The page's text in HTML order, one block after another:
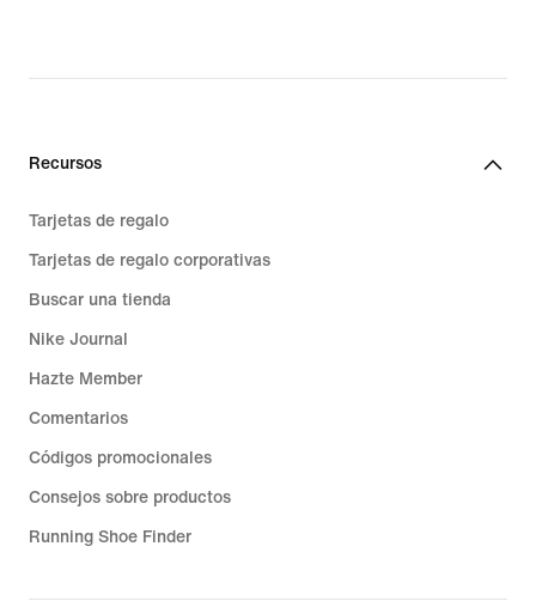
Recursos
Tarjetas de regalo
Tarjetas de regalo corporativas
Buscar una tienda
Nike Journal
Hazte Member
Comentarios
Códigos promocionales
Consejos sobre productos
Running Shoe Finder